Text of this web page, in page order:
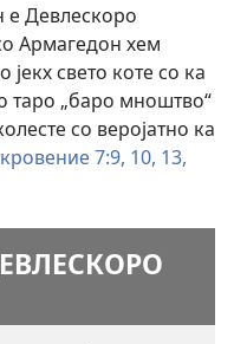
е Девлескоро
Армагедон хем
свето коте со ка
таро „баро мноштво“
со веројатно ка
7:9, 10, 13,